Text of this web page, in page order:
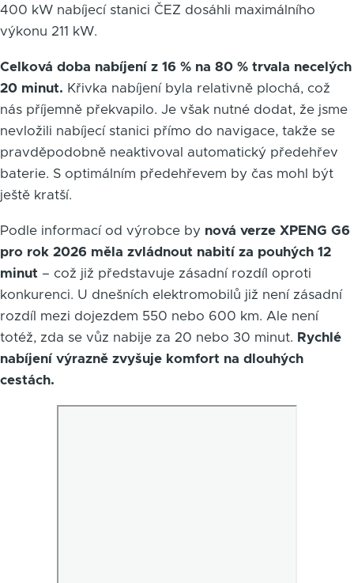
400 kW nabíjecí stanici ČEZ dosáhli maximálního
výkonu 211 kW.
Celková doba nabíjení z 16 % na 80 % trvala necelých
20 minut. Křivka nabíjení byla relativně plochá, což
nás příjemně překvapilo. Je však nutné dodat, že jsme
nevložili nabíjecí stanici přímo do navigace, takže se
pravděpodobně neaktivoval automatický předehřev
baterie. S optimálním předehřevem by čas mohl být
ještě kratší.
Podle informací od výrobce by nová verze XPENG G6
pro rok 2026 měla zvládnout nabití za pouhých 12
minut – což již představuje zásadní rozdíl oproti
konkurenci. U dnešních elektromobilů již není zásadní
rozdíl mezi dojezdem 550 nebo 600 km. Ale není
totéž, zda se vůz nabije za 20 nebo 30 minut. Rychlé
nabíjení výrazně zvyšuje komfort na dlouhých
cestách.